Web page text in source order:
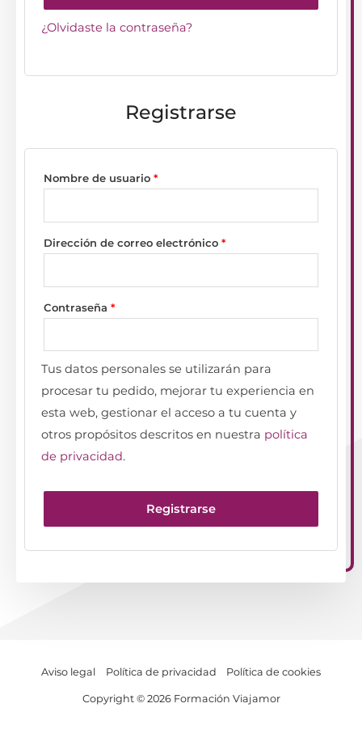
¿Olvidaste la contraseña?
Registrarse
Nombre de usuario *
Dirección de correo electrónico *
Contraseña *
Tus datos personales se utilizarán para
procesar tu pedido, mejorar tu experiencia en
esta web, gestionar el acceso a tu cuenta y
otros propósitos descritos en nuestra política
de privacidad.
Registrarse
Aviso legal Política de privacidad Política de cookies
Copyright © 2026 Formación Viajamor